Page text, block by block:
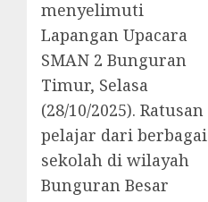
menyelimuti
Lapangan Upacara
SMAN 2 Bunguran
Timur, Selasa
(28/10/2025). Ratusan
pelajar dari berbagai
sekolah di wilayah
Bunguran Besar